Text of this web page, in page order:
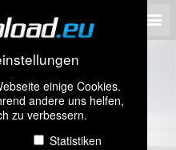
einige Cookies.
andere uns helfen,
zu verbessern.
Statistiken